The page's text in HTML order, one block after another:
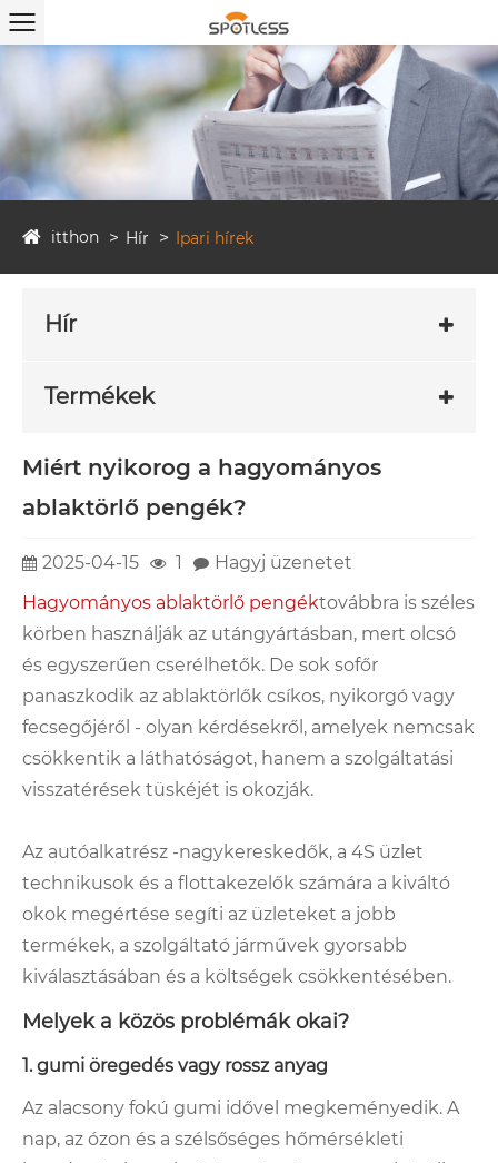
itthon Hír Ipari hírek
Hír
Termékek
Miért nyikorog a hagyományos
ablaktörlő pengék?
2025-04-15 1
Hagyj üzenetet
Hagyományos ablaktörlő pengéktovábbra is széles
körben használják az utángyártásban, mert olcsó
és egyszerűen cserélhetők. De sok sofőr
panaszkodik az ablaktörlők csíkos, nyikorgó vagy
fecsegőjéről - olyan kérdésekről, amelyek nemcsak
csökkentik a láthatóságot, hanem a szolgáltatási
visszatérések tüskéjét is okozják.
Az autóalkatrész -nagykereskedők, a 4S üzlet
technikusok és a flottakezelők számára a kiváltó
okok megértése segíti az üzleteket a jobb
termékek, a szolgáltató járművek gyorsabb
kiválasztásában és a költségek csökkentésében.
Melyek a közös problémák okai?
1. gumi öregedés vagy rossz anyag
Az alacsony fokú gumi idővel megkeményedik. A
nap, az ózon és a szélsőséges hőmérsékleti